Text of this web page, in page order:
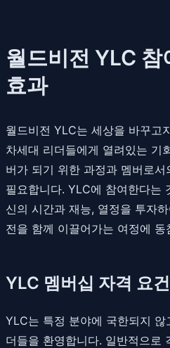
월드비전 YLC 참
효과
월드비전 YLC는 세상을 바꾸고
차세대 리더들에게 열려있는 기
버가 되기 위한 과정과 멤버로
필요합니다. YLC에 참여한다는
신의 시간과 재능, 열정을 투자
전을 함께 이끌어가는 여정에
YLC 멤버십 자격 요
YLC는 특정 분야에 국한되지
더들을 환영합니다. 일반적으로